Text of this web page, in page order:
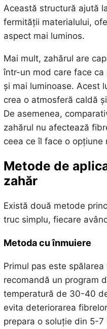
Această structură ajută
fermității materialului,
aspect mai luminos.
Mai mult, zahărul are
într-un mod care face
și mai luminoase. Acest
crea o atmosferă caldă
De asemenea,
zahărul nu afectează
ceea ce îl face o opțiune
Metode de
zahăr
Există două metode
truc simplu, fiecare
Metoda cu înmuiere
Primul pas este
recomandă un program
temperatură de 30-40
evita deteriorarea
prepara o soluție din 5-